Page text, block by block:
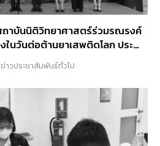
าบันนิติวิทยาศาสตร์ร่วมรณรงค์
นวันต่อต้านยาเสพติดโลก ประจำ
ข่าวประชาสัมพันธ์ทั่วไป